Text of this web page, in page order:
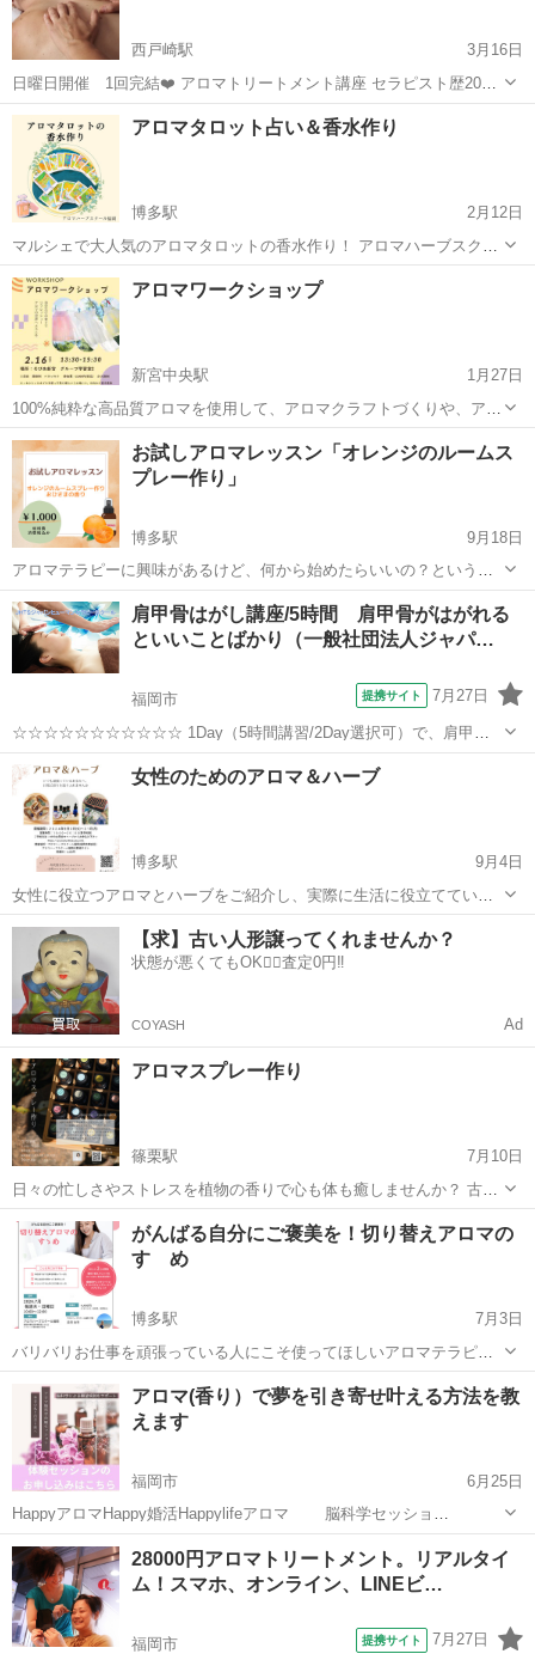
西戸崎駅
3月16日
日曜日開催 1回完結❤️ アロマトリートメント講座 セラピスト歴20年
の私が技術をレクチャー致します😃👌 志賀島、西戸崎に近く海が間近
なこの場所で、癒しのレッスンを受けませんか❓ レッスン後には観光
したり、カフェ巡りや、...
福岡 福岡市 西戸崎駅 アロマ レッスン
アロマタロット占い＆香水作り
博多駅
2月12日
マルシェで大人気のアロマタロットの香水作り！ アロマハーブスクー
ル福岡でも開催します♪ アロマタロットカードを使い、自分のお悩み
や目標に向けてのカードリーディングをしていきます。また、選んで
いただいた3つの精油を使って自...
福岡 福岡市 アロマ 香り
アロマワークショップ
新宮中央駅
1月27日
100%純粋な高品質アロマを使用して、アロマクラフトづくりや、アロ
マを使ったレクチャーを体験いただけます。 今回は エッセンシャルオ
イルで手作り柔軟剤。毎日使う物だからこそ こだわりたい 小さな子
供さんや、皮膚の弱い方にお...
福岡 糟屋郡 新宮中央駅 クラフト
お試しアロマレッスン「オレンジのルームス
プレー作り」
博多駅
9月18日
アロマテラピーに興味があるけど、何から始めたらいいの？という方
に向けてのレッスンです。 アロマの難しいことは抜きにして、まずは
香りを楽しむことから始めましょう♪ スイートオレンジ精油をメイン
に、ルームスプレーを作ります。...
福岡 福岡市 博多駅 アロマ 香り
肩甲骨はがし講座/5時間 肩甲骨がはがれる
といいことばかり（一般社団法人ジャパ…
福岡市 提携サイト 7月27日
☆☆☆☆☆☆☆☆☆☆☆ 1Day（5時間講習/2Day選択可）で、肩甲骨
はがし法が学べ、修了証が発行されるコース。 ○頑固な肩こりや、筋
膜の張り、緊張や凝りをリリース ○秘伝の肩甲骨剥がし法を伝授いた
します。 ○背...
福岡 福岡市 アロマ
女性のためのアロマ＆ハーブ
博多駅
9月4日
女性に役立つアロマとハーブをご紹介し、実際に生活に役立てていく
提案をするレッスンです。 女性は年齢やライフステージよって、不調
は様々。 そんな不調に役立つのがアロマテラピーとハーブ！ お薬に頼
るまでもないけど、なんとな...
福岡 福岡市 博多駅 アロマ アロマテラピー
【求】古い人形譲ってくれませんか？
状態が悪くてもOK🙆‍♀️査定0円‼️
COYASH Ad
アロマスプレー作り
篠栗駅
7月10日
日々の忙しさやストレスを植物の香りで心も体も癒しませんか？ 古来
から人々は植物の恩恵を受け暮らしていました。 環境や社会の発展と
共に私たち人間は自然と離れつつあります。 純粋な植物の香りは人工
的に作られた香りとは異なり...
福岡 糟屋郡 篠栗駅 アロマ 香り
がんばる自分にご褒美を！切り替えアロマの
すゝめ
博多駅
7月3日
バリバリお仕事を頑張っている人にこそ使ってほしいアロマテラピ
ー！ オンとオフの切り替えのために役立つアロマをご紹介いたしま
す。 ♬こんな方にオススメ♬ ・アロマテラピーが好き ・アロマを日
常のケアに取り入れたい ...
福岡 福岡市 博多駅 アロマ アロマテラピー
アロマ(香り）で夢を引き寄せ叶える方法を教
えます
福岡市
6月25日
HappyアロマHappy婚活Happylifeアロマ 脳科学セッショ
ン アロマ(香り）で夢を引き寄せ叶える方法を教え
る 婚活×アロマアドバイザーのゆきこです。 皆さんは、潜在意識って
聞いた事ありま...
福岡 福岡市 アロマ 潜在意識
28000円アロマトリートメント。リアルタイ
ム！スマホ、オンライン、LINEビ…
福岡市 提携サイト 7月27日